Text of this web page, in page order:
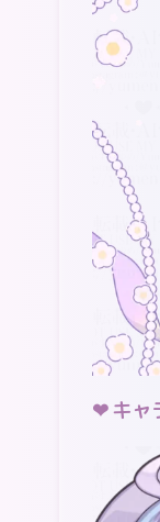
キャ